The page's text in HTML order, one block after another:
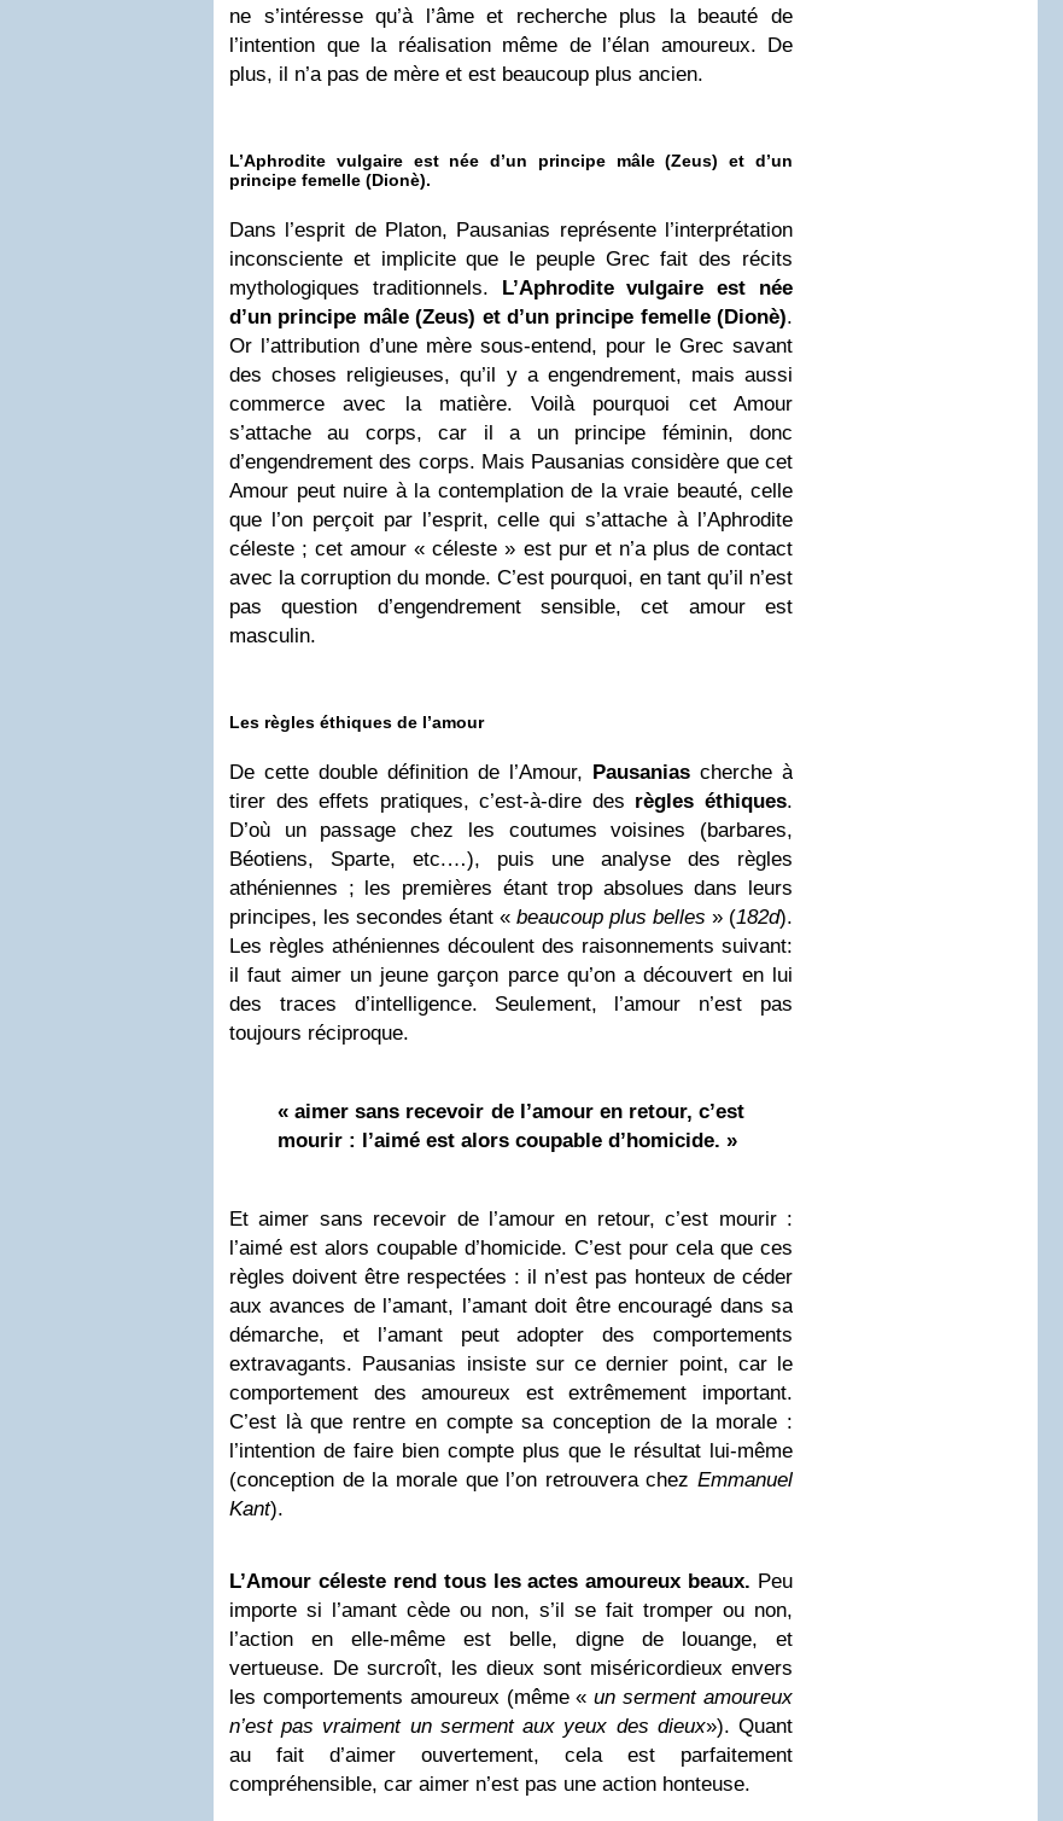
ne s’intéresse qu’à l’âme et recherche plus la beauté de
l’intention que la réalisation même de l’élan amoureux. De
plus, il n’a pas de mère et est beaucoup plus ancien.
L’Aphrodite vulgaire est née d’un principe mâle (Zeus) et d’un
principe femelle (Dionè).
Dans l’esprit de Platon, Pausanias représente l’interprétation
inconsciente et implicite que le peuple Grec fait des récits
mythologiques traditionnels. L’Aphrodite vulgaire est née
d’un principe mâle (Zeus) et d’un principe femelle (Dionè).
Or l’attribution d’une mère sous-entend, pour le Grec savant
des choses religieuses, qu’il y a engendrement, mais aussi
commerce avec la matière. Voilà pourquoi cet Amour
s’attache au corps, car il a un principe féminin, donc
d’engendrement des corps. Mais Pausanias considère que cet
Amour peut nuire à la contemplation de la vraie beauté, celle
que l’on perçoit par l’esprit, celle qui s’attache à l’Aphrodite
céleste ; cet amour « céleste » est pur et n’a plus de contact
avec la corruption du monde. C’est pourquoi, en tant qu’il n’est
pas question d’engendrement sensible, cet amour est
masculin.
Les règles éthiques de l’amour
De cette double définition de l’Amour, Pausanias cherche à
tirer des effets pratiques, c’est-à-dire des règles éthiques.
D’où un passage chez les coutumes voisines (barbares,
Béotiens, Sparte, etc.…), puis une analyse des règles
athéniennes ; les premières étant trop absolues dans leurs
principes, les secondes étant « beaucoup plus belles » (182d).
Les règles athéniennes découlent des raisonnements suivant:
il faut aimer un jeune garçon parce qu’on a découvert en lui
des traces d’intelligence. Seulement, l’amour n’est pas
toujours réciproque.
« aimer sans recevoir de l’amour en retour, c’est
mourir : l’aimé est alors coupable d’homicide. »
Et aimer sans recevoir de l’amour en retour, c’est mourir :
l’aimé est alors coupable d’homicide. C’est pour cela que ces
règles doivent être respectées : il n’est pas honteux de céder
aux avances de l’amant, l’amant doit être encouragé dans sa
démarche, et l’amant peut adopter des comportements
extravagants. Pausanias insiste sur ce dernier point, car le
comportement des amoureux est extrêmement important.
C’est là que rentre en compte sa conception de la morale :
l’intention de faire bien compte plus que le résultat lui-même
(conception de la morale que l’on retrouvera chez Emmanuel
Kant).
L’Amour céleste rend tous les actes amoureux beaux. Peu
importe si l’amant cède ou non, s’il se fait tromper ou non,
l’action en elle-même est belle, digne de louange, et
vertueuse. De surcroît, les dieux sont miséricordieux envers
les comportements amoureux (même «un serment amoureux
n’est pas vraiment un serment aux yeux des dieux»). Quant
au fait d’aimer ouvertement, cela est parfaitement
compréhensible, car aimer n’est pas une action honteuse.